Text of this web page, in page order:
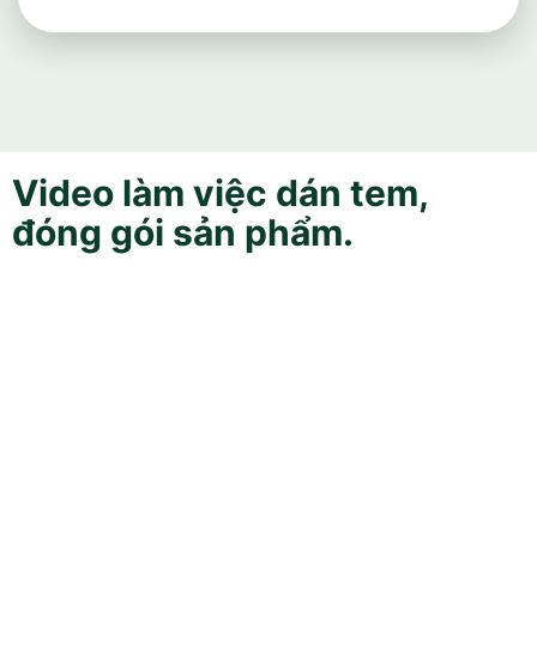
Video làm việc dán tem,
đóng gói sản phẩm.